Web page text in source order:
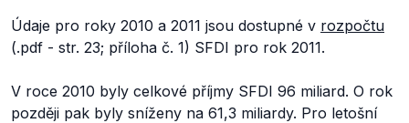
Údaje pro roky 2010 a 2011 jsou dostupné v rozpočtu
(.pdf - str. 23; příloha č. 1) SFDI pro rok 2011.
V roce 2010 byly celkové příjmy SFDI 96 miliard. O rok
později pak byly sníženy na 61,3 miliardy. Pro letošní